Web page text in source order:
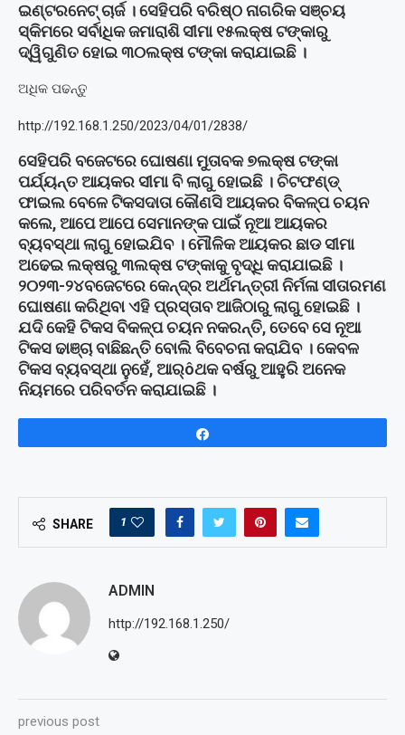
ଇଣ୍ଟରନେଟ୍ ଚାର୍ଜ । ସେହିପରି ବରିଷ୍ଠ ନାଗରିକ ସଞ୍ଚୟ
ସ୍କିମରେ ସର୍ବାଧିକ ଜମାରାଶି ସୀମା ୧୫ଲକ୍ଷ ଟଙ୍କାରୁ
ଦ୍ୱିଗୁଣିତ ହୋଇ ୩୦ଲକ୍ଷ ଟଙ୍କା କରାଯାଇଛି ।
ଅଧିକ ପଢନ୍ତୁ
http://192.168.1.250/2023/04/01/2838/
ସେହିପରି ବଜେଟରେ ଘୋଷଣା ମୁତାବକ ୭ଲକ୍ଷ ଟଙ୍କା
ପର୍ଯ୍ୟନ୍ତ ଆୟକର ସୀମା ବି ଲାଗୁ ହୋଇଛି । ଚିଟଫଣ୍ଡ୍
ଫାଇଲ ବେଳେ ଟିକସଦାତା କୌଣସି ଆୟକର ବିକଳ୍ପ ଚୟନ
କଲେ, ଆପେ ଆପେ ସେମାନଙ୍କ ପାଇଁ ନୂଆ ଆୟକର
ବ୍ୟବସ୍ଥା ଲାଗୁ ହୋଇଯିବ । ମୌଳିକ ଆୟକର ଛାଡ ସୀମା
ଅଢେଇ ଲକ୍ଷରୁ ୩ଲକ୍ଷ ଟଙ୍କାକୁ ବୃଦ୍ଧି କରାଯାଇଛି ।
୨୦୨୩-୨୪ବଜେଟରେ କେନ୍ଦ୍ର ଅର୍ଥମନ୍ତ୍ରୀ ନିର୍ମଳା ସୀତାରମଣ
ଘୋଷଣା କରିଥିବା ଏହି ପ୍ରସ୍ତାବ ଆଜିଠାରୁ ଲାଗୁ ହୋଇଛି ।
ଯଦି କେହି ଟିକସ ବିକଳ୍ପ ଚୟନ ନକରନ୍ତି, ତେବେ ସେ ନୂଆ
ଟିକସ ଢାଞ୍ଚା ବାଛିଛନ୍ତି ବୋଲି ବିବେଚନା କରାଯିବ । କେବଳ
ଟିକସ ବ୍ୟବସ୍ଥା ନୁହେଁ, ଆର୍ôଥକ ବର୍ଷରୁ ଆହୁରି ଅନେକ
ନିୟମରେ ପରିବର୍ତନ କରାଯାଇଛି ।
SHARE 1
ADMIN
http://192.168.1.250/
previous post